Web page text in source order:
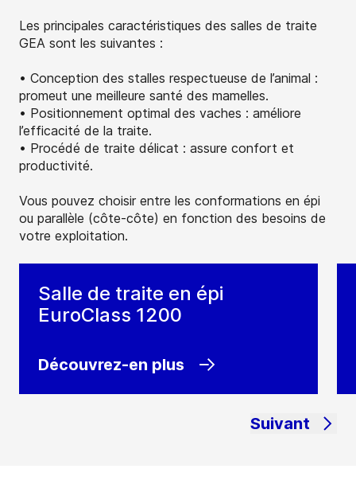
Les principales caractéristiques des salles de traite
GEA sont les suivantes :
• Conception des stalles respectueuse de l’animal :
promeut une meilleure santé des mamelles.
• Positionnement optimal des vaches : améliore
l’efficacité de la traite.
• Procédé de traite délicat : assure confort et
productivité.
Vous pouvez choisir entre les conformations en épi
ou parallèle (côte-côte) en fonction des besoins de
votre exploitation.
Salle de traite en épi
EuroClass 1200
Découvrez-en plus
Suivant